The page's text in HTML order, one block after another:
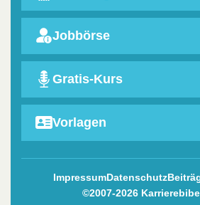
Jobbörse
Gratis-Kurs
Vorlagen
©2007-2026
ImpressumDatenschutz